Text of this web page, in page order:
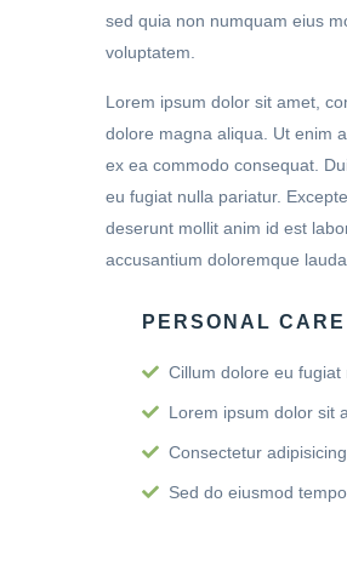
sed quia non numquam eius
voluptatem.
Lorem ipsum dolor sit amet,
dolore magna aliqua. Ut enim
ex ea commodo consequat.
eu fugiat nulla pariatur.
deserunt mollit anim id est
accusantium doloremque
PERSONAL CARE
Cillum dolore eu fugiat
Lorem ipsum dolor sit
Consectetur adipisicing
Sed do eiusmod